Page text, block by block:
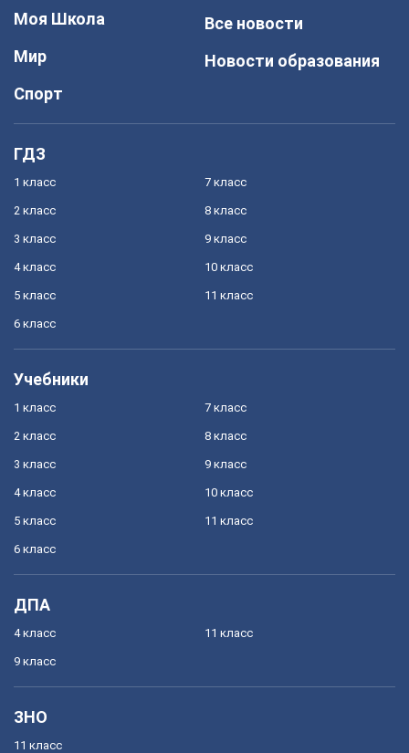
Моя Школа
Мир
Спорт
Все новости
Новости образования
ГДЗ
1 класс
2 класс
3 класс
4 класс
5 класс
6 класс
7 класс
8 класс
9 класс
10 класс
11 класс
Учебники
1 класс
2 класс
3 класс
4 класс
5 класс
6 класс
7 класс
8 класс
9 класс
10 класс
11 класс
ДПА
4 класс
9 класс
11 класс
ЗНО
11 класс